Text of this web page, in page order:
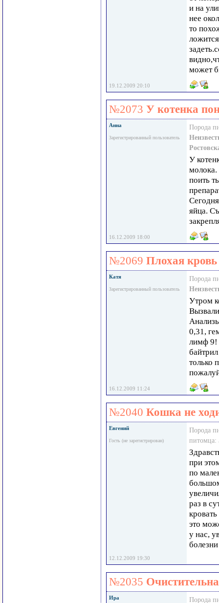
и на
нее
то
может
19.12.2009 20:10
№2073 У котенка
Анна
Зарегистрированный пользователь
Порода
У
молока.
поить
яйца.
16.12.2009 18:00
№2069 Плохая кровь
Катя
Зарегистрированный пользователь
Порода
Утром
0,31,
лимф 9!
только
16.12.2009 11:24
№2040 Кошка не
Евгений
Гость (не зарегистрирован)
Порода
питомца:
при
по
раз в
это
у нас,
12.12.2009 19:30
№2035
Ира Порода